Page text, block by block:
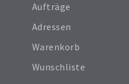
Aufträge
Adressen
Warenkorb
Wunschliste